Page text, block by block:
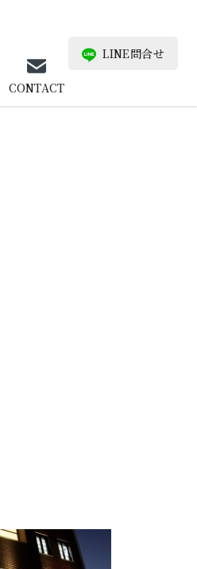
CONTACT
LINE問合せ